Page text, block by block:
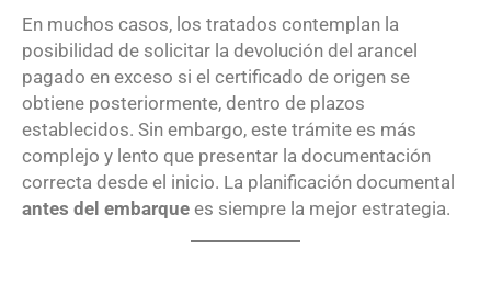
En muchos casos, los tratados contemplan la
posibilidad de solicitar la devolución del arancel
pagado en exceso si el certificado de origen se
obtiene posteriormente, dentro de plazos
establecidos. Sin embargo, este trámite es más
complejo y lento que presentar la documentación
correcta desde el inicio. La planificación documental
antes del embarque es siempre la mejor estrategia.